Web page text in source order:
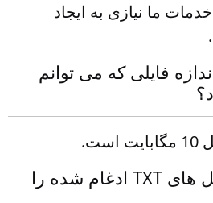
ما نیازی به ایجاد
فایلی که می توانم
چگونه می توانم فایل های TXT ادغام شده را